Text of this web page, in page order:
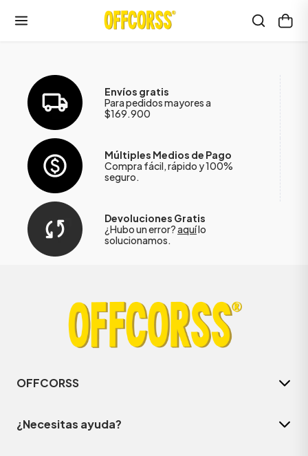
Envíos gratis
Para pedidos mayores a
$169.900
Múltiples Medios de Pago
Compra fácil, rápido y 100%
seguro.
Devoluciones Gratis
¿Hubo un error?aquílo
solucionamos.
OFFCORSS
¿Necesitas ayuda?